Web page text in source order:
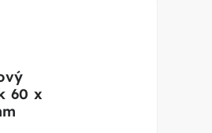
60 x